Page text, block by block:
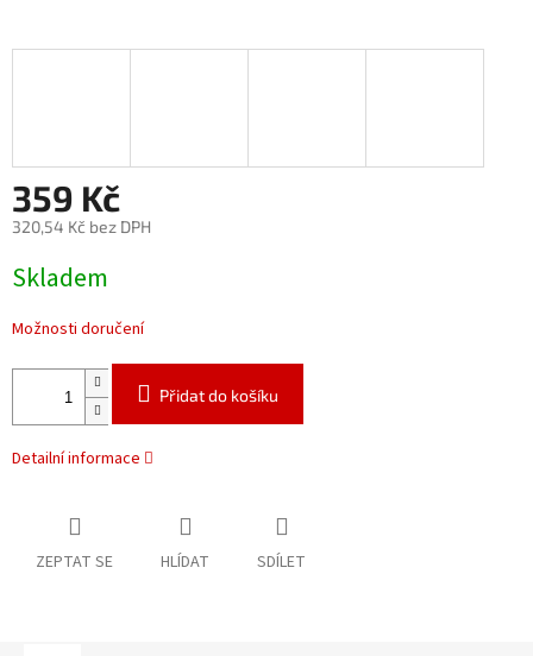
359 Kč
320,54 Kč bez DPH
cena:
Skladem
Možnosti doručení
Přidat do košíku
Detailní informace
ZEPTAT SE HLÍDAT SDÍLET